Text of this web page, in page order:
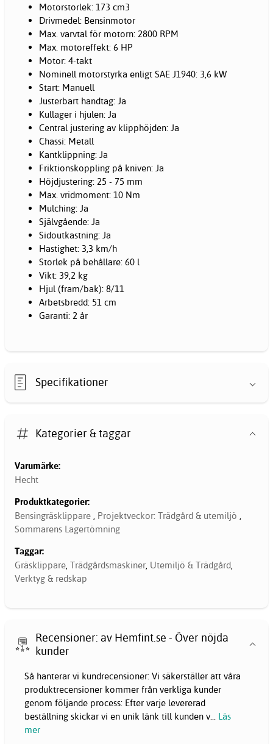
Motorstorlek: 173 cm3
Drivmedel: Bensinmotor
Max. varvtal för motorn: 2800 RPM
Max. motoreffekt: 6 HP
Motor: 4-takt
Nominell motorstyrka enligt SAE J1940: 3,6 kW
Start: Manuell
Justerbart handtag: Ja
Kullager i hjulen: Ja
Central justering av klipphöjden: Ja
Chassi: Metall
Kantklippning: Ja
Friktionskoppling på kniven: Ja
Höjdjustering: 25 - 75 mm
Max. vridmoment: 10 Nm
Mulching: Ja
Självgående: Ja
Sidoutkastning: Ja
Hastighet: 3,3 km/h
Storlek på behållare: 60 l
Vikt: 39,2 kg
Hjul (fram/bak): 8/11
Arbetsbredd: 51 cm
Garanti: 2 år
Specifikationer
Kategorier & taggar
Varumärke:
Hecht
Produktkategorier:
Bensingräsklippare , Projektveckor: Trädgård & utemiljö ,
Sommarens Lagertömning
Taggar:
Gräsklippare, Trädgårdsmaskiner, Utemiljö & Trädgård,
Verktyg & redskap
Recensioner: av Hemfint.se - Över nöjda
kunder
Så hanterar vi kundrecensioner: Vi säkerställer att våra
produktrecensioner kommer från verkliga kunder
genom följande process: Efter varje levererad
beställning skickar vi en unik länk till kunden v... Läs
mer